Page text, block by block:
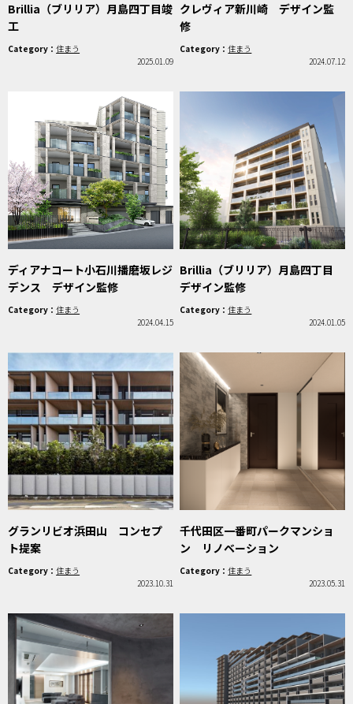
Brillia（ブリリア）月島四丁目竣
工
Category：住まう
2025.01.09
クレヴィア新川崎 デザイン監
修
Category：住まう
2024.07.12
ディアナコート小石川播磨坂レジ
デンス デザイン監修
Category：住まう
2024.04.15
Brillia（ブリリア）月島四丁目
デザイン監修
Category：住まう
2024.01.05
グランリビオ浜田山 コンセプ
ト提案
Category：住まう
2023.10.31
千代田区一番町パークマンショ
ン リノベーション
Category：住まう
2023.05.31